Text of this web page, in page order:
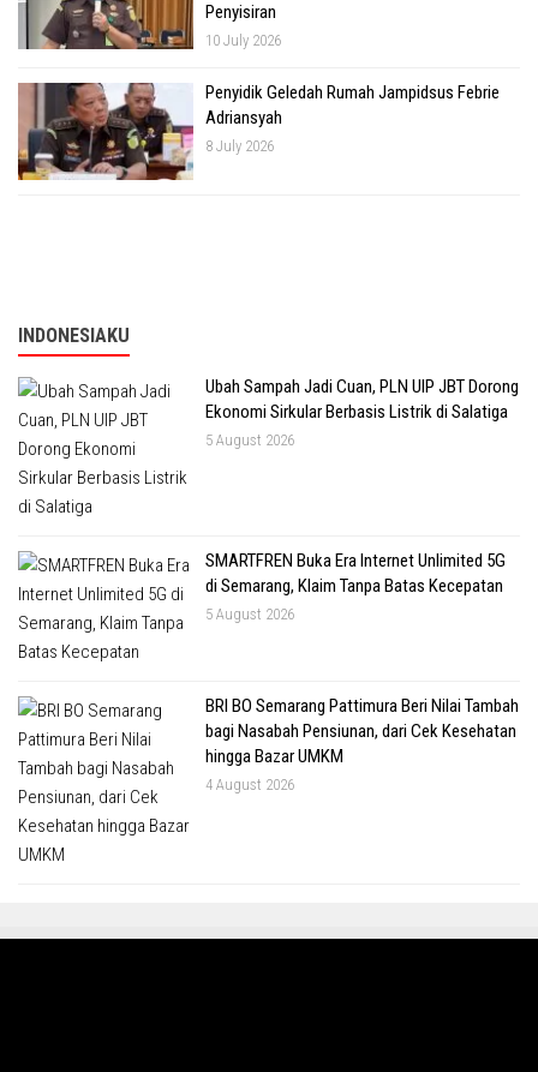
Penyisiran
10 July 2026
Penyidik Geledah Rumah Jampidsus Febrie
Adriansyah
8 July 2026
INDONESIAKU
Ubah Sampah Jadi Cuan, PLN UIP JBT Dorong
Ekonomi Sirkular Berbasis Listrik di Salatiga
5 August 2026
SMARTFREN Buka Era Internet Unlimited 5G
di Semarang, Klaim Tanpa Batas Kecepatan
5 August 2026
BRI BO Semarang Pattimura Beri Nilai Tambah
bagi Nasabah Pensiunan, dari Cek Kesehatan
hingga Bazar UMKM
4 August 2026